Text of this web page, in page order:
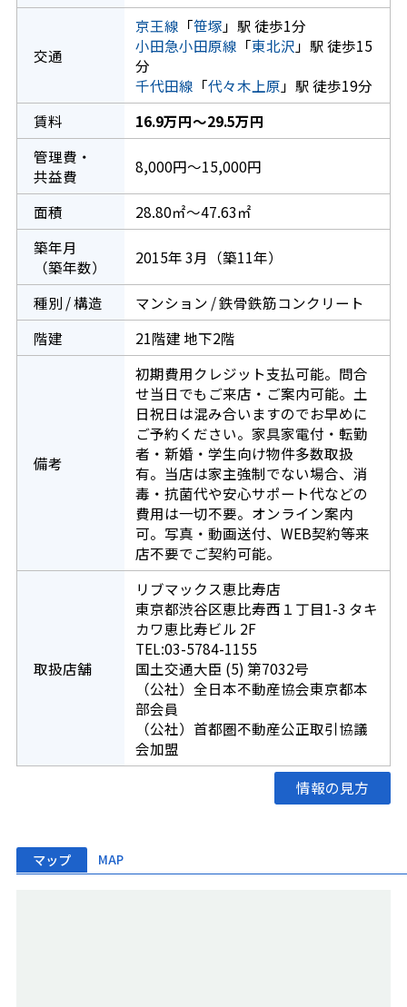
交通
京王線 「笹塚 」駅 徒歩1分
小田急小田原線 「東北沢 」駅 徒歩15
分
千代田線 「代々木上原 」駅 徒歩19分
賃料
16.9万円～29.5万円
管理費・
共益費
8,000円～15,000円
面積
28.80㎡～47.63㎡
築年月
（築年数）
2015年 3月（築11年）
種別 / 構造
マンション / 鉄骨鉄筋コンクリート
階建
21階建 地下2階
備考
初期費用クレジット支払可能。問合
せ当日でもご来店・ご案内可能。土
日祝日は混み合いますのでお早めに
ご予約ください。家具家電付・転勤
者・新婚・学生向け物件多数取扱
有。当店は家主強制でない場合、消
毒・抗菌代や安心サポート代などの
費用は一切不要。オンライン案内
可。写真・動画送付、WEB契約等来
店不要でご契約可能。
取扱店舗
リブマックス恵比寿店
東京都渋谷区恵比寿西１丁目1-3 タキ
カワ恵比寿ビル 2F
TEL:03-5784-1155
国土交通大臣 (5) 第7032号
（公社）全日本不動産協会東京都本
部会員
（公社）首都圏不動産公正取引協議
会加盟
情報の見方
マップ MAP